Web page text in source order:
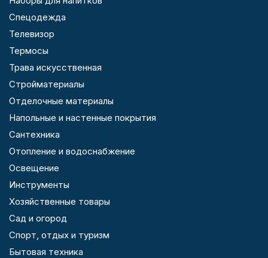
Спецодежда
Телевизор
Термосы
Трава искусственная
Стройматериалы
Отделочные материалы
Напольные и настенные покрытия
Сантехника
Отопление и водоснабжение
Освещение
Инструменты
Хозяйственные товары
Сад и огород
Спорт, отдых и туризм
Бытовая техника